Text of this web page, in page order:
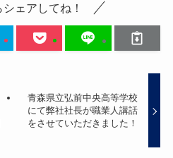
ェアしてね！
青森県立弘前中央高等学校
にて弊社社長が職業人講話
をさせていただきました！